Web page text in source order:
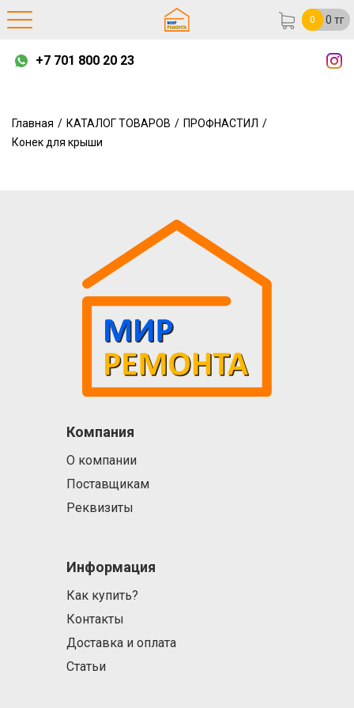
0 0 тг
+7 701 800 20 23
Главная / КАТАЛОГ ТОВАРОВ / ПРОФНАСТИЛ /
Конек для крыши
Компания
О компании
Поставщикам
Реквизиты
Информация
Как купить?
Контакты
Доставка и оплата
Статьи